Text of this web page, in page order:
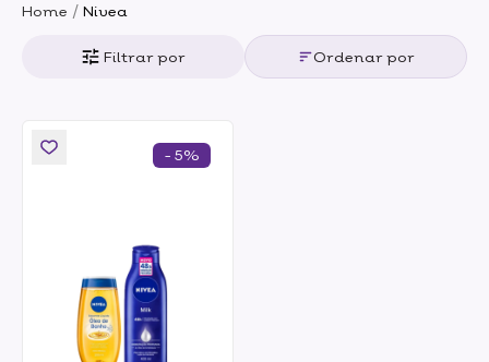
Home / Nivea
Filtrar por Ordenar por
- 5%